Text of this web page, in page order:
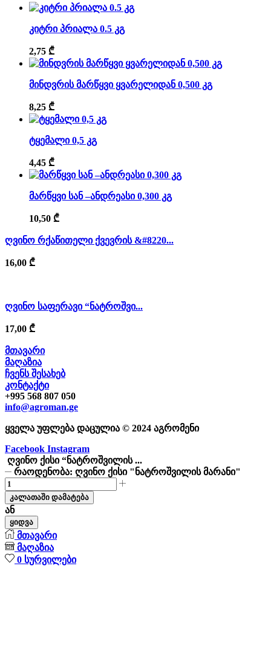
კიტრი პრიალა 0.5 კგ
2,75 ₾
მინდვრის მარწყვი ყვარელიდან 0,500 კგ
8,25 ₾
ტყემალი 0,5 კგ
4,45 ₾
მარწყვი სან –ანდრეასი 0,300 კგ
10,50 ₾
ღვინო რქაწითელი ქვევრის &#8220...
16,00 ₾
ღვინო საფერავი “ნატროშვი...
17,00 ₾
მთავარი
მაღაზია
ჩვენს შესახებ
კონტაქტი
+995 568 807 050
info@agroman.ge
ყველა უფლება დაცულია © 2024 აგრომენი
Facebook Instagram
ღვინო ქისი “ნატროშვილის ...
რაოდენობა: ღვინო ქისი "ნატროშვილის მარანი"
კალათაში დამატება
ან
ყიდვა
მთავარი
მაღაზია
0 სურვილები